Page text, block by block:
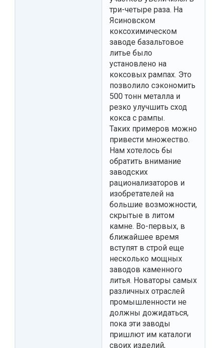
три-четыре раза. На
Ясиновском
коксохимическом
заводе базальтовое
литье было
установлено на
коксовых рампах. Это
позволило сэкономить
500 тонн металла и
резко улучшить сход
кокса с рампы.
Таких примеров можно
привести множество.
Нам хотелось бы
обратить внимание
заводских
рационализаторов и
изобретателей на
большие возможности,
скрытые в литом
камне. Во-первых, в
ближайшее время
вступят в строй еще
несколько мощных
заводов каменного
литья. Новаторы самых
различных отраслей
промышленности не
должны дожидаться,
пока эти заводы
пришлют им каталоги
своих изделий,